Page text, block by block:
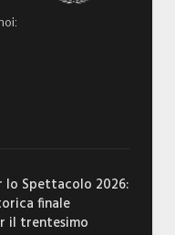
lo Spettacolo 2026:
finale
il trentesimo